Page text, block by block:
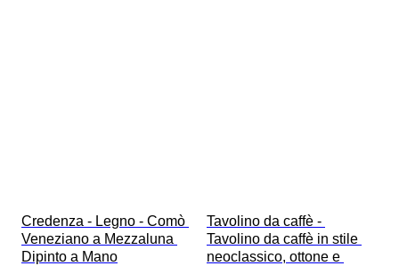
Credenza - Legno - Comò
Veneziano a Mezzaluna
Dipinto a Mano
Tavolino da caffè -
Tavolino da caffè in stile
neoclassico, ottone e